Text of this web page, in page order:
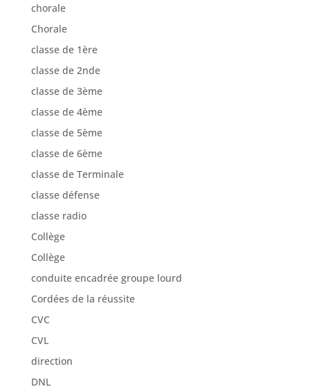
chorale
Chorale
classe de 1ère
classe de 2nde
classe de 3ème
classe de 4ème
classe de 5ème
classe de 6ème
classe de Terminale
classe défense
classe radio
Collège
Collège
conduite encadrée groupe lourd
Cordées de la réussite
CVC
CVL
direction
DNL